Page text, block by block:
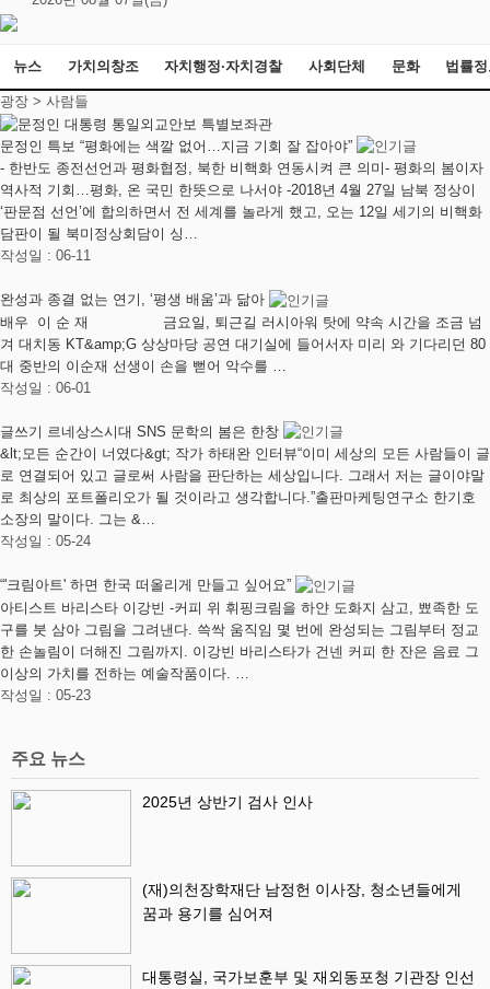
뉴스 가치의창조 자치행정·자치경찰 사회단체 문화 법률
광장 > 사람들
문정인 특보 “평화에는 색깔 없어…지금 기회 잘 잡아야”
- 한반도 종전선언과 평화협정, 북한 비핵화 연동시켜 큰 의미- 평화의 봄이자
역사적 기회…평화, 온 국민 한뜻으로 나서야 -2018년 4월 27일 남북 정상이
‘판문점 선언’에 합의하면서 전 세계를 놀라게 했고, 오는 12일 세기의 비핵화
담판이 될 북미정상회담이 싱…
작성일 : 06-11
완성과 종결 없는 연기, ‘평생 배움’과 닮아
배우 이 순 재 ​ 금요일, 퇴근길 러시아워 탓에 약속 시간을 조금 넘
겨 대치동 KT&amp;G 상상마당 공연 대기실에 들어서자 미리 와 기다리던 80
대 중반의 이순재 선생이 손을 뻗어 악수를 …
작성일 : 06-01
글쓰기 르네상스시대 SNS 문학의 봄은 한창
&lt;모든 순간이 너였다&gt; 작가 하태완 인터뷰“이미 세상의 모든 사람들이 글
로 연결되어 있고 글로써 사람을 판단하는 세상입니다. 그래서 저는 글이야말
로 최상의 포트폴리오가 될 것이라고 생각합니다.”출판마케팅연구소 한기호
소장의 말이다. 그는 &…
작성일 : 05-24
“'크림아트' 하면 한국 떠올리게 만들고 싶어요”
아티스트 바리스타 이강빈 - ​커피 위 휘핑크림을 하얀 도화지 삼고, 뾰족한 도
구를 붓 삼아 그림을 그려낸다. 쓱싹 움직임 몇 번에 완성되는 그림부터 정교
한 손놀림이 더해진 그림까지. 이강빈 바리스타가 건넨 커피 한 잔은 음료 그
이상의 가치를 전하는 예술작품이다. …
작성일 : 05-23
주요 뉴스
2025년 상반기 검사 인사
(재)의천장학재단 남정헌 이사장, 청소년들에게
꿈과 용기를 심어져
대통령실, 국가보훈부 및 재외동포청 기관장 인선